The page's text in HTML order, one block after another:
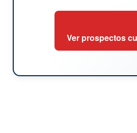
Ver prospectos